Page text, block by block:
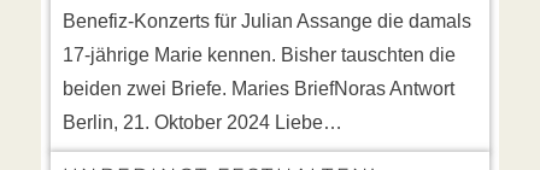
Benefiz-Konzerts für Julian Assange die damals
17-jährige Marie kennen. Bisher tauschten die
beiden zwei Briefe. Maries BriefNoras Antwort
Berlin, 21. Oktober 2024 Liebe…